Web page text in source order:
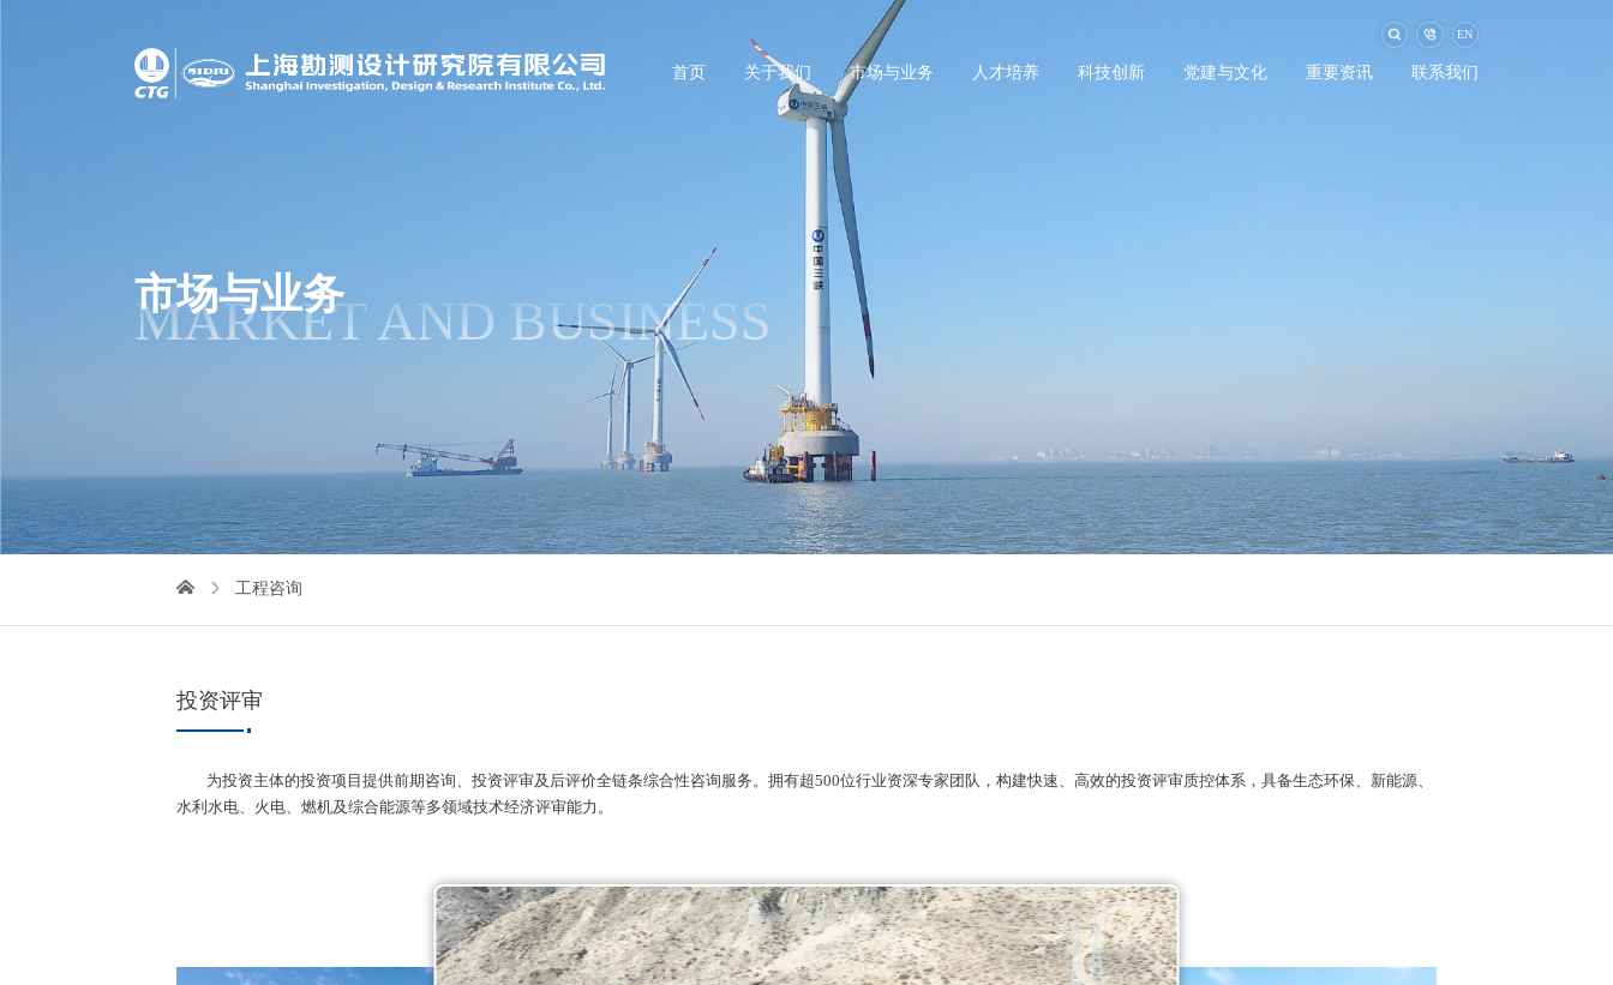
EN
首页 关于我们 市场与业务 人才培养 科技创新 党建与文化 重要资讯 联系我们
市场与业务
MARKET AND BUSINESS
工程咨询
投资评审
为投资主体的投资项目提供前期咨询、投资评审及后评价全链条综合性咨询服务。拥有超500位行业资深专家团队，构建快速、高效的投资评审质控体系，具备生态环保、新能源、
水利水电、火电、燃机及综合能源等多领域技术经济评审能力。